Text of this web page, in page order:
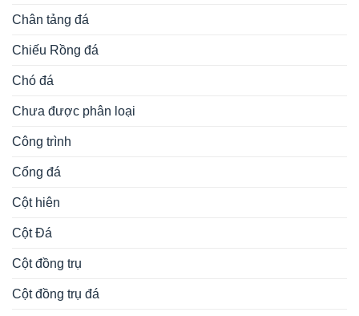
Chân tảng đá
Chiếu Rồng đá
Chó đá
Chưa được phân loại
Công trình
Cổng đá
Cột hiên
Cột Đá
Cột đồng trụ
Cột đồng trụ đá